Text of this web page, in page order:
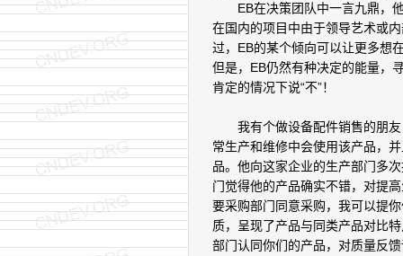
EB在决策团队中一言九鼎，他
在国内的项目中由于领导艺术或
过，EB的某个倾向可以让更多想
但是，EB仍然有种决定的能量，
肯定的情况下说“不”！
我有个做设备配件销售的朋友
常生产和维修中会使用该产品，
品。他向这家企业的生产部门多
门觉得他的产品确实不错，对提
要采购部门同意采购，我可以提
质，呈现了产品与同类产品对比
部门认同你们的产品，对质量反